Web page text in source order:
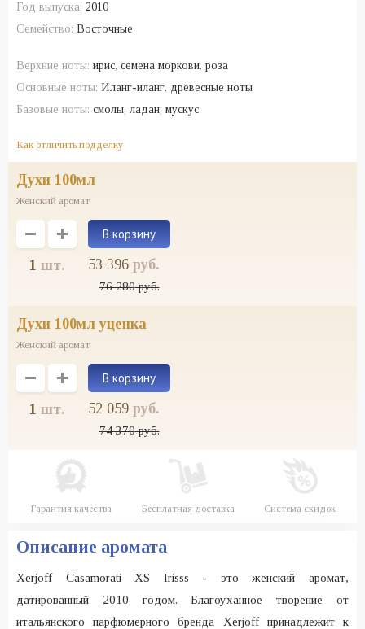
Как отличить подделку
Год выпуска: 2010
Семейство: Восточные
Верхние ноты: ирис, семена моркови, роза
Основные ноты: Иланг-иланг, древесные ноты
Базовые ноты: смолы, ладан, мускус
духи 100мл
Женский аромат
1 шт. 53 396 руб.
76 280руб.
духи 100мл уценка
Женский аромат
1 шт. 52 059 руб.
74 370руб.
Гарантия качества Бесплатная доставка Система скидок
Описание аромата
Xerjoff Casamorati XS Irisss - это женский аромат,
датированный 2010 годом. Благоуханное творение от
итальянского парфюмерного бренда Xerjoff принадлежит к